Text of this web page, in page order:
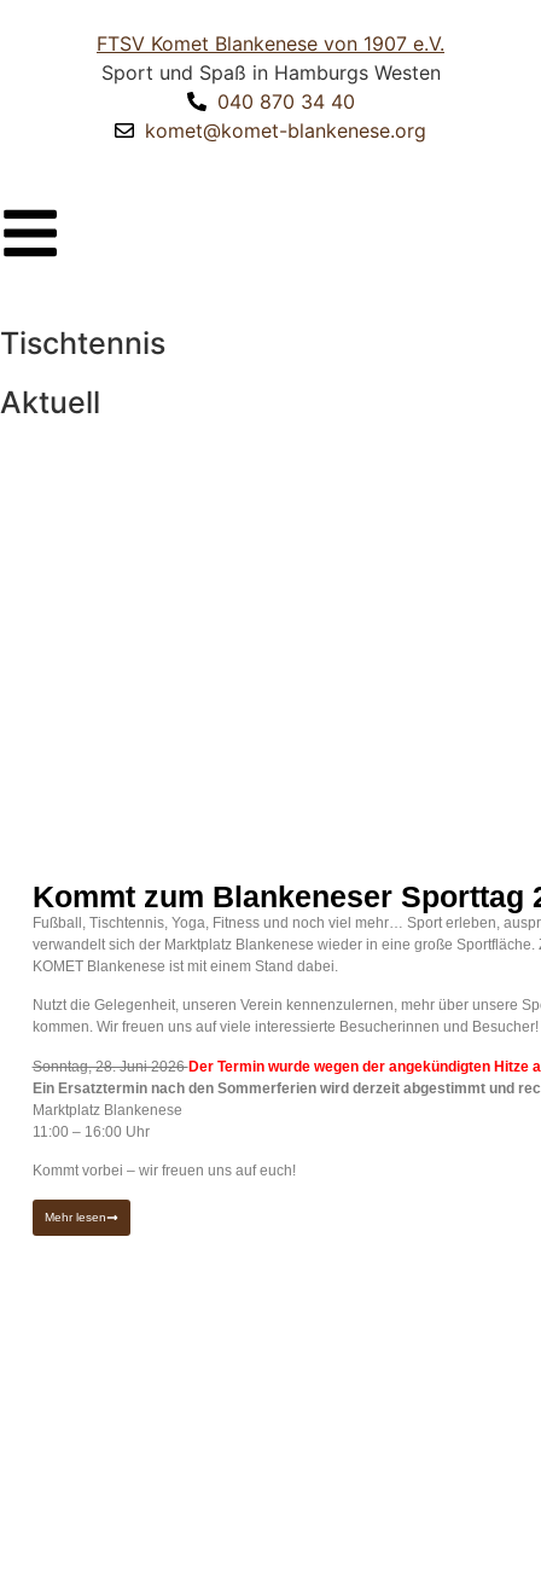
FTSV Komet Blankenese von 1907 e.V.
Sport und Spaß in Hamburgs Westen
040 870 34 40
komet@komet-blankenese.org
Tischtennis
Aktuell​
Kommt zum Blankeneser Sporttag
Fußball, Tischtennis, Yoga, Fitness und noch viel mehr… Sport erleben,
verwandelt sich der Marktplatz Blankenese wieder in eine große
KOMET Blankenese ist mit einem Stand dabei.
Nutzt die Gelegenheit, unseren Verein kennenzulernen, mehr über unsere
kommen. Wir freuen uns auf viele interessierte Besucherinnen und Besucher!
Sonntag, 28. Juni 2026Der Termin wurde wegen der angekündigten Hitze
Ein Ersatztermin nach den Sommerferien wird derzeit abgestimmt und
Marktplatz Blankenese
11:00 – 16:00 Uhr
Kommt vorbei – wir freuen uns auf euch!
Mehr lesen